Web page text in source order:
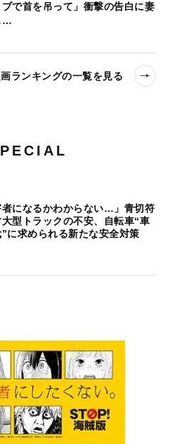
で首を吊って」衝撃の告白に妻
ランキングの一覧を見る
者になるかわからない…」青切符
型トラックの不安、自転車“車
に求められる新たな安全対策